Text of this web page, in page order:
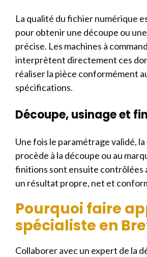
La qualité du fichier numérique
pour obtenir une découpe ou
précise. Les machines à
interprètent directement ces
réaliser la pièce conformément
spécifications.
Découpe, usinage et
Une fois le paramétrage validé,
procède à la découpe ou au
finitions sont ensuite contrôlées
un résultat propre, net et
Pourquoi faire
spécialiste en
Collaborer avec un expert de la